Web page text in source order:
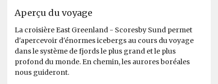
Aperçu du voyage
La croisière East Greenland - Scoresby Sund permet
d'apercevoir d'énormes icebergs au cours du voyage
dans le système de fjords le plus grand et le plus
profond du monde. En chemin, les aurores boréales
nous guideront.